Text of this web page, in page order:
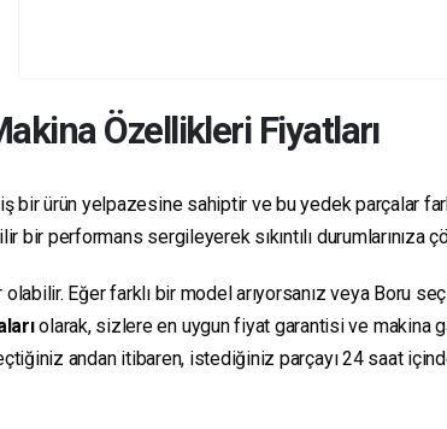
Özellikleri Fiyatları
bir ürün yelpazesine sahiptir ve bu yedek parçalar
bir performans sergileyerek sıkıntılı durumlarınıza
Eğer farklı bir model arıyorsanız veya Boru
olarak, sizlere en uygun fiyat garantisi ve makina
andan itibaren, istediğiniz parçayı 24 saat